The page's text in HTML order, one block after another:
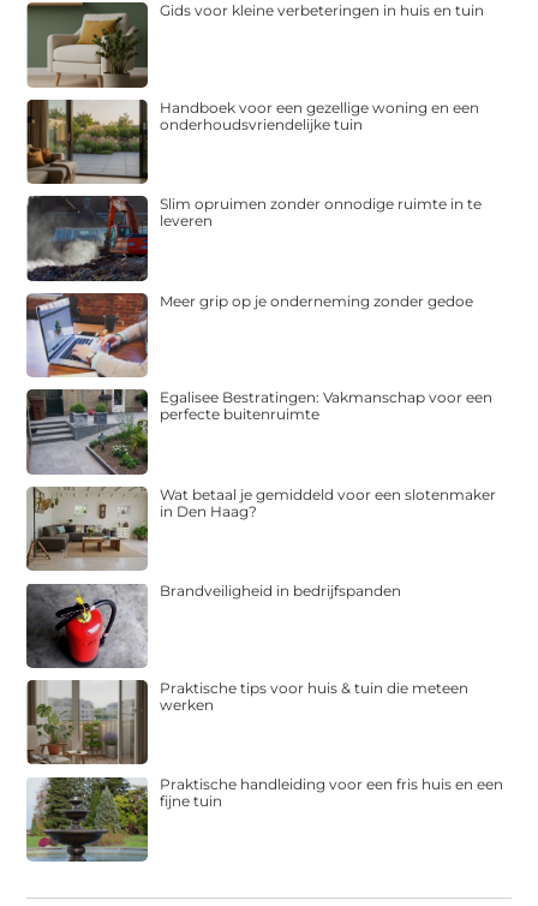
Gids voor kleine verbeteringen in huis en tuin
Handboek voor een gezellige woning en een
onderhoudsvriendelijke tuin
Slim opruimen zonder onnodige ruimte in te
leveren
Meer grip op je onderneming zonder gedoe
Egalisee Bestratingen: Vakmanschap voor een
perfecte buitenruimte
Wat betaal je gemiddeld voor een slotenmaker
in Den Haag?
Brandveiligheid in bedrijfspanden
Praktische tips voor huis & tuin die meteen
werken
Praktische handleiding voor een fris huis en een
fijne tuin